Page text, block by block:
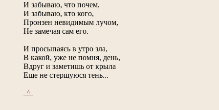
И забываю, что почем,
И забываю, кто кого,
Пронзен невидимым лучом,
Не замечая сам его.
И просыпаясь в утро зла,
В какой, уже не помня, день,
Вдруг и заметишь от крыла
Еще не стершуюся тень...
_^_